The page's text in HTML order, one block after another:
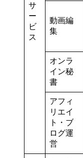
サ
ー
ビ
ス
動画編
集
オンラ
イン秘
書
アフィ
リエイ
ト・ブ
ログ運
営